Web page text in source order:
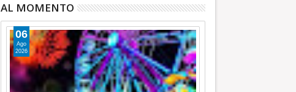
AL MOMENTO
06
Ago
2026